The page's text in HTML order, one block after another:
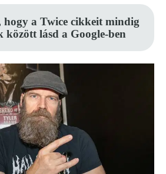
hogy a Twice cikkeit mindig
között lásd a Google-ben